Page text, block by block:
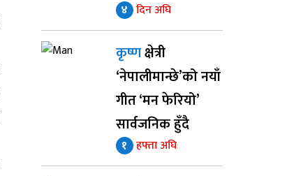
४ दिन अघि
कृष्णक्षेत्री
‘नेपालीमान्छे’को नयाँ
गीत ‘मन फेरियो’
सार्वजनिक हुँदै
१ हफ्ता अघि